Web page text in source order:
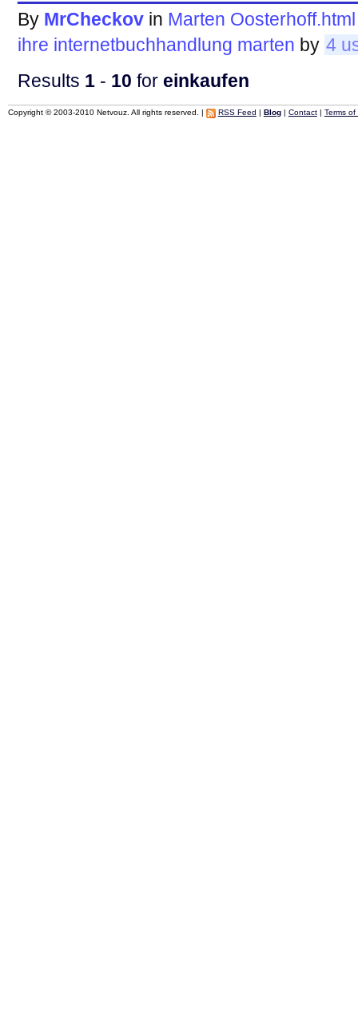
By MrCheckov in Marten
ihre internetbuchhandlung marten by 4
Results 1- 10 for einkaufen
Copyright © 2003-2010 Netvouz. All rights reserved. | RSS Feed Blog| Contact| Terms of